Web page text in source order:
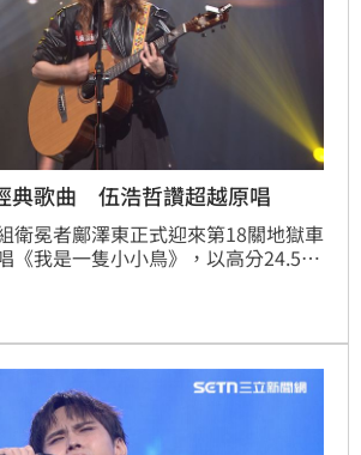
典歌曲 伍浩哲讚超越原唱
衛冕者鄺澤東正式迎來第18關地獄車
《我是一隻小小鳥》，以高分24.5分
來多位實力堅強的魔王輪番上陣，帶
，選唱自己的創作名曲《無夢無
人特色，讓評審詹雅雯大讚：「你唱
！」